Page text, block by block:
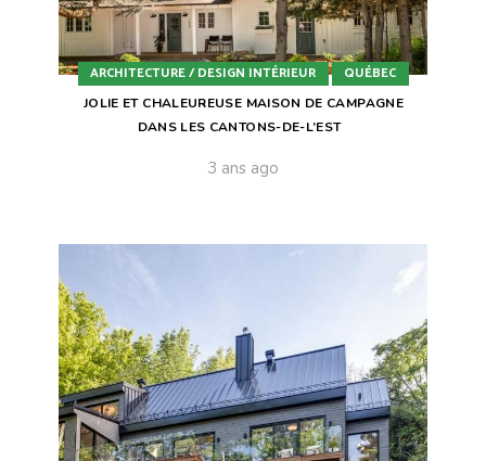
ARCHITECTURE / DESIGN INTÉRIEUR QUÉBEC
JOLIE ET CHALEUREUSE MAISON DE CAMPAGNE
DANS LES CANTONS-DE-L’EST
3 ans ago